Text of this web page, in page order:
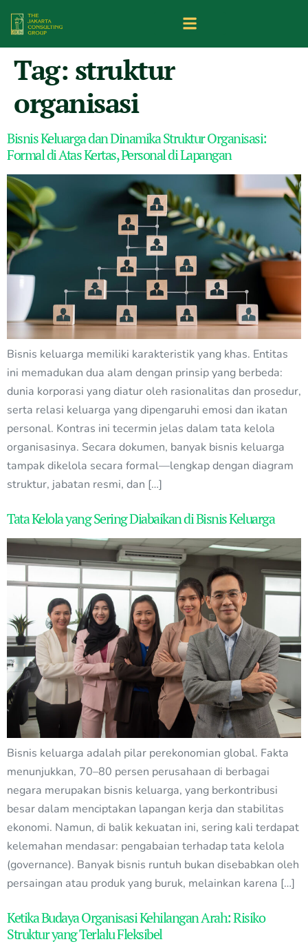
Tag: struktur
organisasi
Bisnis Keluarga dan Dinamika Struktur Organisasi:
Formal di Atas Kertas, Personal di Lapangan
Bisnis keluarga memiliki karakteristik yang khas. Entitas
ini memadukan dua alam dengan prinsip yang berbeda:
dunia korporasi yang diatur oleh rasionalitas dan prosedur,
serta relasi keluarga yang dipengaruhi emosi dan ikatan
personal. Kontras ini tecermin jelas dalam tata kelola
organisasinya. Secara dokumen, banyak bisnis keluarga
tampak dikelola secara formal—lengkap dengan diagram
struktur, jabatan resmi, dan […]
Tata Kelola yang Sering Diabaikan di Bisnis Keluarga
Bisnis keluarga adalah pilar perekonomian global. Fakta
menunjukkan, 70–80 persen perusahaan di berbagai
negara merupakan bisnis keluarga, yang berkontribusi
besar dalam menciptakan lapangan kerja dan stabilitas
ekonomi. Namun, di balik kekuatan ini, sering kali terdapat
kelemahan mendasar: pengabaian terhadap tata kelola
(governance). Banyak bisnis runtuh bukan disebabkan oleh
persaingan atau produk yang buruk, melainkan karena […]
Ketika Budaya Organisasi Kehilangan Arah: Risiko
Struktur yang Terlalu Fleksibel